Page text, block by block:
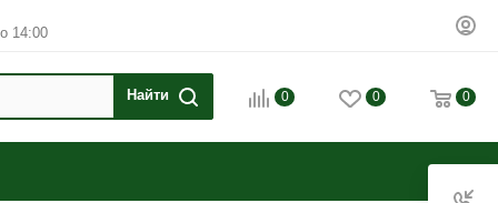
14:00
0 0 0